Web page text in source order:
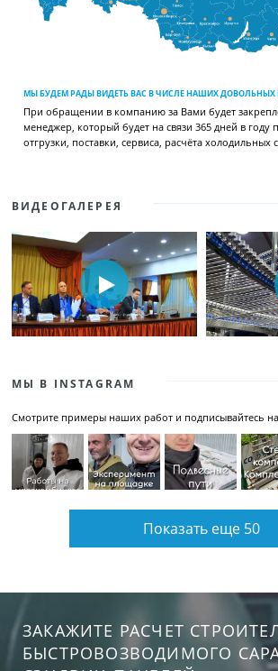
МЫ БУДЕМ РАДЫ ВИДЕТЬ ВАС В ЧИСЛЕ НАШИХ ДОВОЛЬНЫХ
При обращении в компанию за Вами будет
менеджер, который будет на связи 365 дней в году
отгрузки, поставки, сервиса, расчёта холодильных
ВИДЕОГАЛЕРЕЯ
МЫ В INSTAGRAM
Смотрите примеры наших работ и подписывайтесь
Показать еще 50
ЗАКАЖИТЕ РАСЧЕТ
БЫСТРОВОЗВОДИМОГО